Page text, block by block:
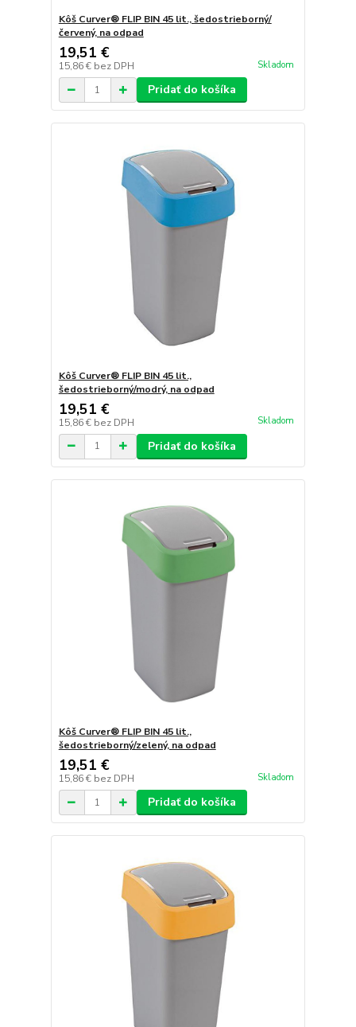
Kôš Curver® FLIP BIN 45 lit., šedostrieborný/
červený, na odpad
19,51 €
15,86 € bez DPH Skladom
Pridať do košíka
Kôš Curver® FLIP BIN 45 lit.,
šedostrieborný/modrý, na odpad
19,51 €
15,86 € bez DPH Skladom
Pridať do košíka
Kôš Curver® FLIP BIN 45 lit.,
šedostrieborný/zelený, na odpad
19,51 €
15,86 € bez DPH Skladom
Pridať do košíka